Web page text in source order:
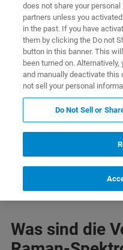
analysieren
und versiegelter
Raman-
strukturelle und
Was sind die
does not share your
partners unless you
in the past. If you have
them by clicking the Do not
button in this banner. This
been turned on.
and manually deactivate this
not sell your personal
Do Not Sell or